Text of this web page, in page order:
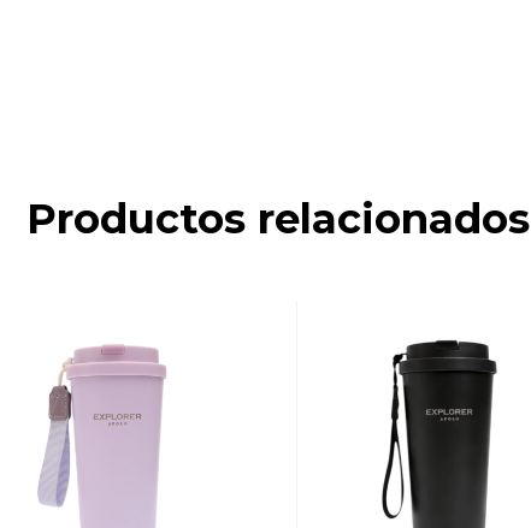
Productos relacionados